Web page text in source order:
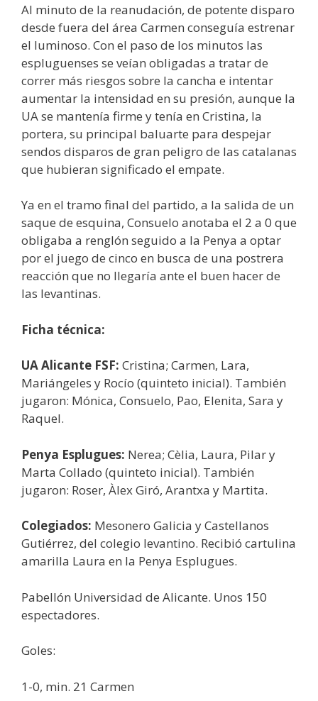
Al minuto de la reanudación, de potente disparo
desde fuera del área Carmen conseguía estrenar
el luminoso. Con el paso de los minutos las
espluguenses se veían obligadas a tratar de
correr más riesgos sobre la cancha e intentar
aumentar la intensidad en su presión, aunque la
UA se mantenía firme y tenía en Cristina, la
portera, su principal baluarte para despejar
sendos disparos de gran peligro de las catalanas
que hubieran significado el empate.
Ya en el tramo final del partido, a la salida de un
saque de esquina, Consuelo anotaba el 2 a 0 que
obligaba a renglón seguido a la Penya a optar
por el juego de cinco en busca de una postrera
reacción que no llegaría ante el buen hacer de
las levantinas.
Ficha técnica:
UA Alicante FSF: Cristina; Carmen, Lara,
Mariángeles y Rocío (quinteto inicial). También
jugaron: Mónica, Consuelo, Pao, Elenita, Sara y
Raquel.
Penya Esplugues: Nerea; Cèlia, Laura, Pilar y
Marta Collado (quinteto inicial). También
jugaron: Roser, Àlex Giró, Arantxa y Martita.
Colegiados: Mesonero Galicia y Castellanos
Gutiérrez, del colegio levantino. Recibió cartulina
amarilla Laura en la Penya Esplugues.
Pabellón Universidad de Alicante. Unos 150
espectadores.
Goles:
1-0, min. 21 Carmen